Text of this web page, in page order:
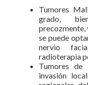
Tumores
grado,
precozmente,
se puede
nervio
radioterapia
Tumores de
invasión